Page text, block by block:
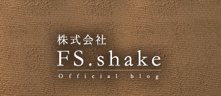
株式会社FS.shakeのブログ
株式会社FS.shakeからのお知らせ